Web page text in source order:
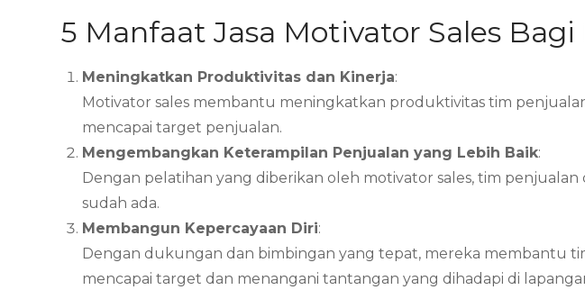
5 Manfaat Jasa Motivator Sales
Meningkatkan Produktivitas dan Kinerja:
Motivator sales membantu meningkatkan produktivitas tim
mencapai target penjualan.
Mengembangkan Keterampilan Penjualan yang Lebih Baik:
Dengan pelatihan yang diberikan oleh motivator sales, tim
sudah ada.
Membangun Kepercayaan Diri:
Dengan dukungan dan bimbingan yang tepat, mereka membantu
mencapai target dan menangani tantangan yang dihadapi di